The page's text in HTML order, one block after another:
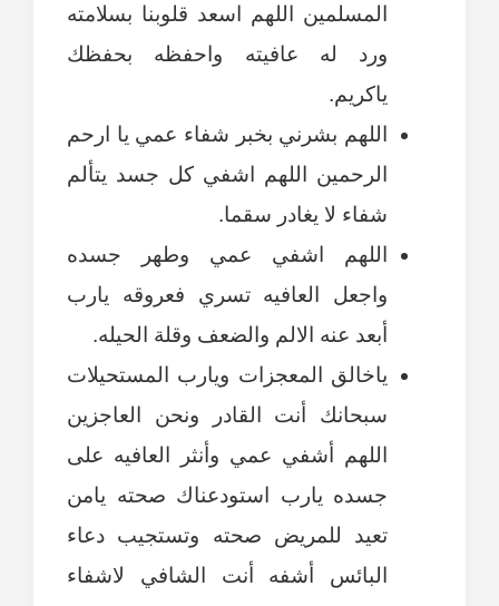
المسلمين اللهم اسعد قلوبنا بسلامته
ورد له عافيته واحفظه بحفظك
ياكريم.
اللهم بشرني بخبر شفاء عمي يا ارحم
الرحمين اللهم اشفي كل جسد يتألم
شفاء لا يغادر سقما.
اللهم اشفي عمي وطهر جسده
واجعل العافيه تسري فعروقه يارب
أبعد عنه الالم والضعف وقلة الحيله.
ياخالق المعجزات ويارب المستحيلات
سبحانك أنت القادر ونحن العاجزين
اللهم أشفي عمي وأنثر العافيه على
جسده يارب استودعناك صحته يامن
تعيد للمريض صحته وتستجيب دعاء
البائس أشفه أنت الشافي لاشفاء